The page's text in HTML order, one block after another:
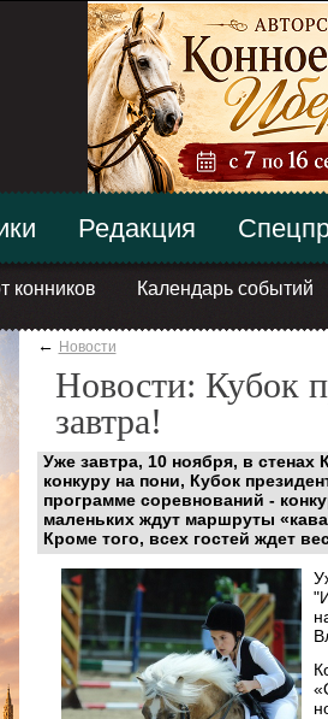
конников Календарь событий
Редакция
← Новости
Новости: Кубок
завтра!
Уже завтра, 10 ноября, в
конкуру на пони, Кубок
программе соревнований -
маленьких ждут маршруты
Кроме того, всех гостей ждет